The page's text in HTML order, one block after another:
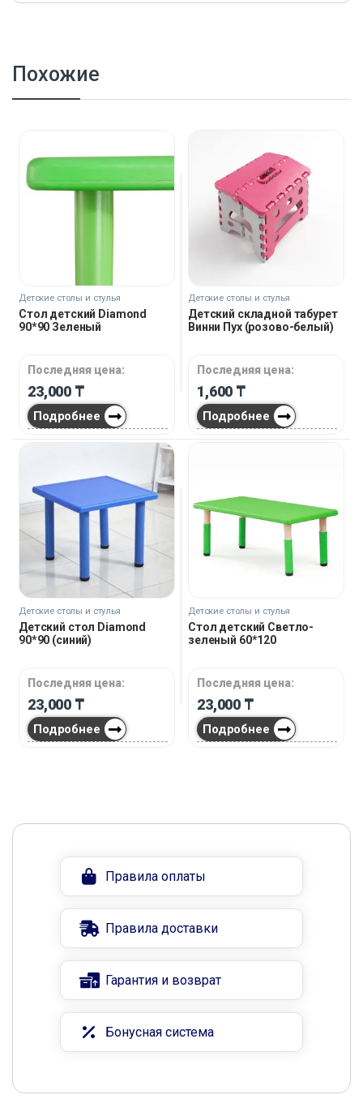
Похожие
Детские столы и стулья
Стол детский Diamond
90*90 Зеленый
Последняя цена:
23,000 ₸
Подробнее
Детские столы и стулья
Детский складной табурет
Винни Пух (розово-белый)
Последняя цена:
1,600 ₸
Подробнее
Детские столы и стулья
Детский стол Diamond
90*90 (cиний)
Последняя цена:
23,000 ₸
Подробнее
Детские столы и стулья
Стол детский Светло-
зеленый 60*120
Последняя цена:
23,000 ₸
Подробнее
Правила оплаты
Правила доставки
Гарантия и возврат
Бонусная система